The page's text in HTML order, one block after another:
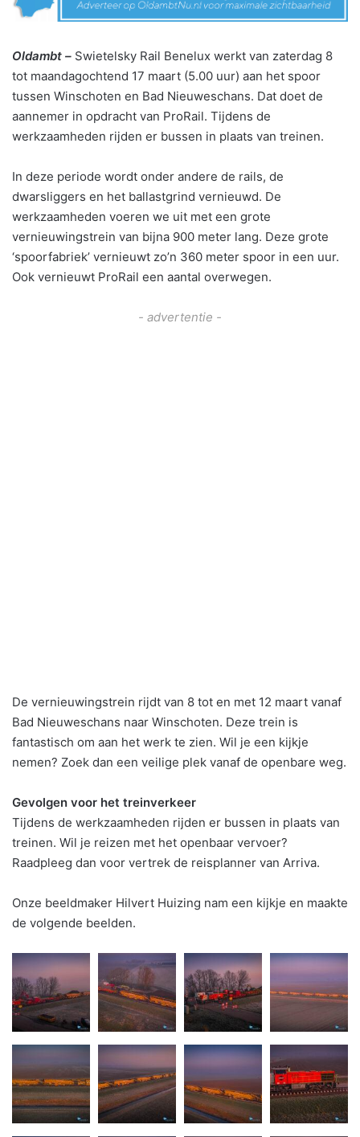
Oldambt – Swietelsky Rail Benelux werkt van zaterdag 8
tot maandagochtend 17 maart (5.00 uur) aan het spoor
tussen Winschoten en Bad Nieuweschans. Dat doet de
aannemer in opdracht van ProRail. Tijdens de
werkzaamheden rijden er bussen in plaats van treinen.
In deze periode wordt onder andere de rails, de
dwarsliggers en het ballastgrind vernieuwd. De
werkzaamheden voeren we uit met een grote
vernieuwingstrein van bijna 900 meter lang. Deze grote
‘spoorfabriek’ vernieuwt zo’n 360 meter spoor in een uur.
Ook vernieuwt ProRail een aantal overwegen.
- advertentie -
De vernieuwingstrein rijdt van 8 tot en met 12 maart vanaf
Bad Nieuweschans naar Winschoten. Deze trein is
fantastisch om aan het werk te zien. Wil je een kijkje
nemen? Zoek dan een veilige plek vanaf de openbare weg.
Gevolgen voor het treinverkeer
Tijdens de werkzaamheden rijden er bussen in plaats van
treinen. Wil je reizen met het openbaar vervoer?
Raadpleeg dan voor vertrek de reisplanner van Arriva.
Onze beeldmaker Hilvert Huizing nam een kijkje en maakte
de volgende beelden.